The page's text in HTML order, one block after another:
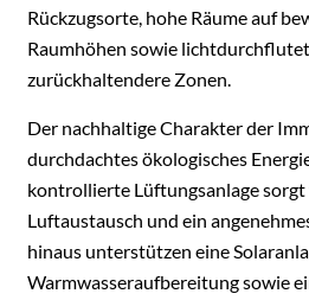
Rückzugsorte, hohe Räume auf
Raumhöhen sowie
zurückhaltendere Zonen.
Der nachhaltige Charakter der
durchdachtes ökologisches
kontrollierte Lüftungsanlage
Luftaustausch und ein
hinaus unterstützen eine
Warmwasseraufbereitung sowie